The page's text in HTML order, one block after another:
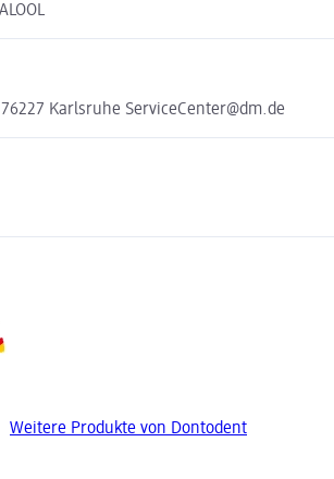
Karlsruhe ServiceCenter@dm.de
Weitere Produkte von Dontodent